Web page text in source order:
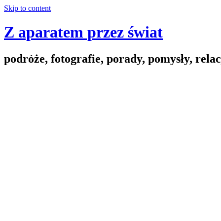
Skip to content
Z aparatem przez świat
podróże, fotografie, porady, pomysły,